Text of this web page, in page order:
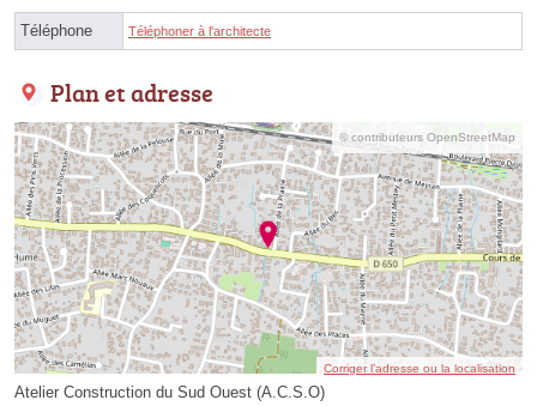
Téléphone Téléphoner à l'architecte
Plan et adresse
© contributeurs OpenStreetMap
Corriger l’adresse ou la localisation
Atelier Construction du Sud Ouest (A.C.S.O)